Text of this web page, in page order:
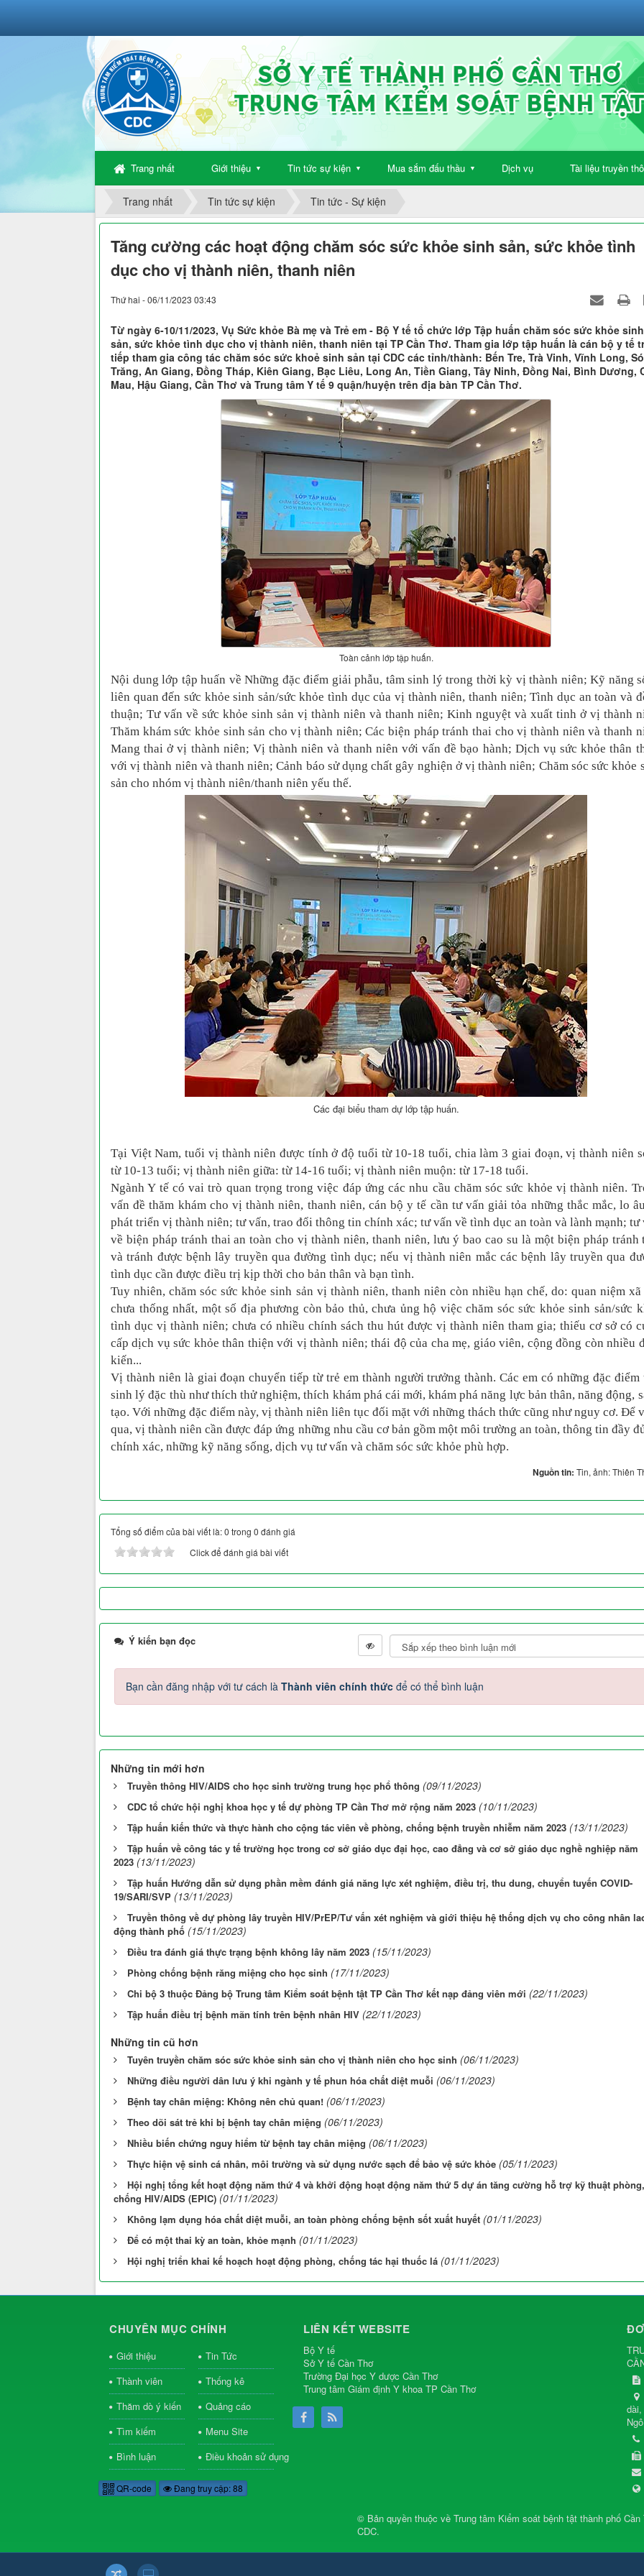
Trang nhất Giới thiệu ▼ Tin tức sự kiện ▼ Mua sắm đấu thầu ▼ Dịch vụ Tài liệu truyền
Trang nhất Tin tức sự kiện Tin tức - Sự kiện
Tăng cường các hoạt động chăm sóc sức khỏe sinh sản, sức khỏe tình
dục cho vị thành niên, thanh niên
Thứ hai - 06/11/2023 03:43
Từ ngày 6-10/11/2023, Vụ Sức khỏe Bà mẹ và Trẻ em - Bộ Y tế tổ chức lớp Tập huấn chăm sóc sức khỏe sinh
sản, sức khỏe tình dục cho vị thành niên, thanh niên tại TP Cần Thơ. Tham gia lớp tập huấn là cán bộ y tế
tiếp tham gia công tác chăm sóc sức khoẻ sinh sản tại CDC các tỉnh/thành: Bến Tre, Trà Vinh, Vĩnh Long,
Trăng, An Giang, Đồng Tháp, Kiên Giang, Bạc Liêu, Long An, Tiền Giang, Tây Ninh, Đồng Nai, Bình Dương,
Mau, Hậu Giang, Cần Thơ và Trung tâm Y tế 9 quận/huyện trên địa bàn TP Cần Thơ.
Toàn cảnh lớp tập huấn.
Nội dung lớp tập huấn về Những đặc điểm giải phẫu, tâm sinh lý trong thời kỳ vị thành niên; Kỹ năng
liên quan đến sức khỏe sinh sản/sức khỏe tình dục của vị thành niên, thanh niên; Tình dục an toàn và
thuận; Tư vấn về sức khỏe sinh sản vị thành niên và thanh niên; Kinh nguyệt và xuất tinh ở vị thành
Thăm khám sức khỏe sinh sản cho vị thành niên; Các biện pháp tránh thai cho vị thành niên và thanh
Mang thai ở vị thành niên; Vị thành niên và thanh niên với vấn đề bạo hành; Dịch vụ sức khỏe thân
với vị thành niên và thanh niên; Cảnh báo sử dụng chất gây nghiện ở vị thành niên; Chăm sóc sức khỏe
sản cho nhóm vị thành niên/thanh niên yếu thế.
Các đại biểu tham dự lớp tập huấn.
Tại Việt Nam, tuổi vị thành niên được tính ở độ tuổi từ 10-18 tuổi, chia làm 3 giai đoạn, vị thành niên
từ 10-13 tuổi; vị thành niên giữa: từ 14-16 tuổi; vị thành niên muộn: từ 17-18 tuổi.
Ngành Y tế có vai trò quan trọng trong việc đáp ứng các nhu cầu chăm sóc sức khỏe vị thành niên.
vấn đề thăm khám cho vị thành niên, thanh niên, cán bộ y tế cần tư vấn giải tỏa những thắc mắc, lo
phát triển vị thành niên; tư vấn, trao đổi thông tin chính xác; tư vấn về tình dục an toàn và lành mạnh; tư
về biện pháp tránh thai an toàn cho vị thành niên, thanh niên, lưu ý bao cao su là một biện pháp tránh
và tránh được bệnh lây truyền qua đường tình dục; nếu vị thành niên mắc các bệnh lây truyền qua
tình dục cần được điều trị kịp thời cho bản thân và bạn tình.
Tuy nhiên, chăm sóc sức khỏe sinh sản vị thành niên, thanh niên còn nhiều hạn chế, do: quan niệm
chưa thống nhất, một số địa phương còn bảo thủ, chưa ủng hộ việc chăm sóc sức khỏe sinh sản/sức
tình dục vị thành niên; chưa có nhiều chính sách thu hút được vị thành niên tham gia; thiếu cơ sở có
cấp dịch vụ sức khỏe thân thiện với vị thành niên; thái độ của cha mẹ, giáo viên, cộng đồng còn nhiều
kiến...
Vị thành niên là giai đoạn chuyển tiếp từ trẻ em thành người trưởng thành. Các em có những đặc điểm
sinh lý đặc thù như thích thử nghiệm, thích khám phá cái mới, khám phá năng lực bản thân, năng động,
tạo. Với những đặc điểm này, vị thành niên liên tục đối mặt với những thách thức cũng như nguy cơ. Để
qua, vị thành niên cần được đáp ứng những nhu cầu cơ bản gồm một môi trường an toàn, thông tin đầy
chính xác, những kỹ năng sống, dịch vụ tư vấn và chăm sóc sức khỏe phù hợp.
Nguồn tin: Tin, ảnh: Thiên
Tổng số điểm của bài viết là: 0 trong 0 đánh giá
Click để đánh giá bài viết
Ý kiến bạn đọc
Bạn cần đăng nhập với tư cách là Thành viên chính thức để có thể bình luận
Những tin mới hơn
Truyền thông HIV/AIDS cho học sinh trường trung học phổ thông (09/11/2023)
CDC tổ chức hội nghị khoa học y tế dự phòng TP Cần Thơ mở rộng năm 2023 (10/11/2023)
Tập huấn kiến thức và thực hành cho cộng tác viên về phòng, chống bệnh truyền nhiễm năm 2023 (13/11/2023)
Tập huấn về công tác y tế trường học trong cơ sở giáo dục đại học, cao đẳng và cơ sở giáo dục nghề nghiệp năm
2023 (13/11/2023)
Tập huấn Hướng dẫn sử dụng phần mềm đánh giá năng lực xét nghiệm, điều trị, thu dung, chuyển tuyến COVID-
19/SARI/SVP (13/11/2023)
Truyền thông về dự phòng lây truyền HIV/PrEP/Tư vấn xét nghiệm và giới thiệu hệ thống dịch vụ cho công nhân
động thành phố (15/11/2023)
Điều tra đánh giá thực trạng bệnh không lây năm 2023 (15/11/2023)
Phòng chống bệnh răng miệng cho học sinh (17/11/2023)
Chi bộ 3 thuộc Đảng bộ Trung tâm Kiểm soát bệnh tật TP Cần Thơ kết nạp đảng viên mới (22/11/2023)
Tập huấn điều trị bệnh mãn tính trên bệnh nhân HIV (22/11/2023)
Những tin cũ hơn
Tuyên truyền chăm sóc sức khỏe sinh sản cho vị thành niên cho học sinh (06/11/2023)
Những điều người dân lưu ý khi ngành y tế phun hóa chất diệt muỗi (06/11/2023)
Bệnh tay chân miệng: Không nên chủ quan! (06/11/2023)
Theo dõi sát trẻ khi bị bệnh tay chân miệng (06/11/2023)
Nhiều biến chứng nguy hiểm từ bệnh tay chân miệng (06/11/2023)
Thực hiện vệ sinh cá nhân, môi trường và sử dụng nước sạch để bảo vệ sức khỏe (05/11/2023)
Hội nghị tổng kết hoạt động năm thứ 4 và khởi động hoạt động năm thứ 5 dự án tăng cường hỗ trợ kỹ thuật phòng,
chống HIV/AIDS (EPIC) (01/11/2023)
Không lạm dụng hóa chất diệt muỗi, an toàn phòng chống bệnh sốt xuất huyết (01/11/2023)
Để có một thai kỳ an toàn, khỏe mạnh (01/11/2023)
Hội nghị triển khai kế hoạch hoạt động phòng, chống tác hại thuốc lá (01/11/2023)
CHUYÊN MỤC CHÍNH
Giới thiệu
Tin Tức
Thành viên
Thống kê
Thăm dò ý kiến
Quảng cáo
Tìm kiếm
Menu Site
Bình luận
Điều khoản sử dụng
QR-code Đang truy cập: 88
LIÊN KẾT WEBSITE
Bộ Y tế
Sở Y tế Cần Thơ
Trường Đại học Y dược Cần Thơ
Trung tâm Giám định Y khoa TP Cần Thơ
© Bản quyền thuộc về Trung tâm Kiểm soát bệnh tật thành phố Cần
CDC.